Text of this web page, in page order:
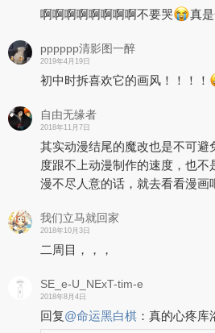
啊啊啊啊啊啊啊啊不要哭 真
pppppp清影图一醉
2019年4月19日
初中时拆喜欢它的画风！！！！
自由无缘者
2018年11月7日
其实动漫结尾的魔改也是不可避
度跟不上动漫制作的速度，也不
漫不尽人意的话，就去看看漫画
我们立马就回家
2018年10月3日
二周目，，，
SE_e-U_NExT-tim-e
2018年8月4日
回复@命运黑白棋 ： 真的心疼库